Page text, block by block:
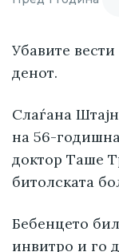
Убавите
денот.
Слаѓана
на 56-
доктор Таше
битолската
Бебенцето
инвитро и го